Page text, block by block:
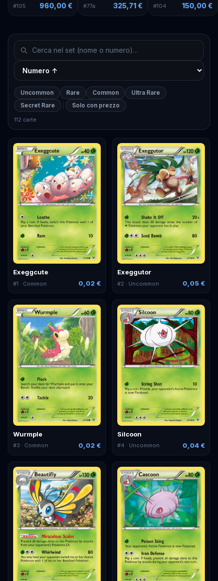
#105 960,00 € #77a 325,71 € #104 150,00 €
Uncommon Rare Common
Ultra Rare
Secret Rare
Solo con prezzo
112 carte
Exeggcute
#1 · Common 0,02 €
Exeggutor
#2 · Uncommon 0,05 €
Wurmple
#3 · Common 0,02 €
Silcoon
#4 · Uncommon 0,04 €